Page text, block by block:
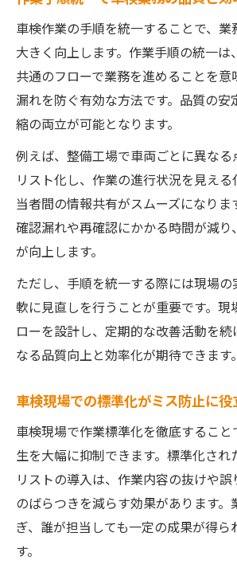
車検作業の手順を統一することで、業
大きく向上します。作業手順の統一は
共通のフローで業務を進めることを意
漏れを防ぐ有効な方法です。品質の安
縮の両立が可能となります。
例えば、整備工場で車両ごとに異な
リスト化し、作業の進行状況を見え
当者間の情報共有がスムーズになりま
確認漏れや再確認にかかる時間が減り
が向上します。
ただし、手順を統一する際には現場
軟に見直しを行うことが重要です。現
ローを設計し、定期的な改善活動を続
なる品質向上と効率化が期待できます。
車検現場での標準化がミス防止に役
車検現場で作業標準化を徹底すること
生を大幅に抑制できます。標準化され
リストの導入は、作業内容の抜けや
のばらつきを減らす効果があります。
ぎ、誰が担当しても一定の成果が得ら
す。